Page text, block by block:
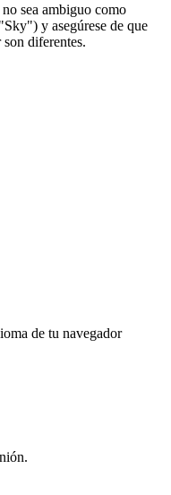
sea ambiguo como
y asegúrese de que
diferentes.
de tu navegador